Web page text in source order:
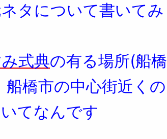
タについて書いてみ
式典の有る場所(船橋
橋市の中心街近くの
てなんです